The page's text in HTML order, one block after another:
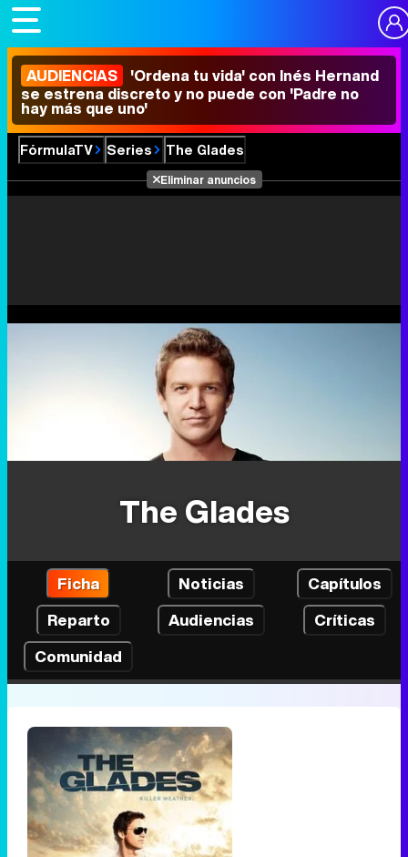
AUDIENCIAS 'Ordena tu vida' con Inés Hernand
se estrena discreto y no puede con 'Padre no
hay más que uno'
FórmulaTV Series The Glades
Eliminar anuncios
The Glades
Ficha Noticias
Capítulos
Reparto
Audiencias
Críticas
Comunidad